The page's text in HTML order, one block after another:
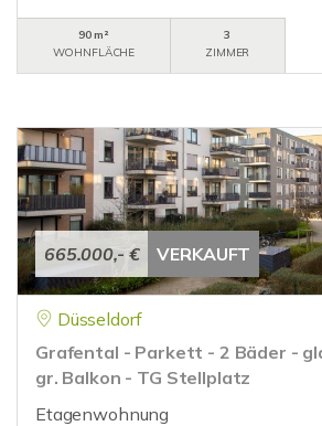
90 m²
WOHNFLÄCHE
3
ZIMMER
665.000,- € VERKAUFT
Düsseldorf
Grafental - Parkett - 2 Bäder -
gr. Balkon - TG Stellplatz
Etagenwohnung